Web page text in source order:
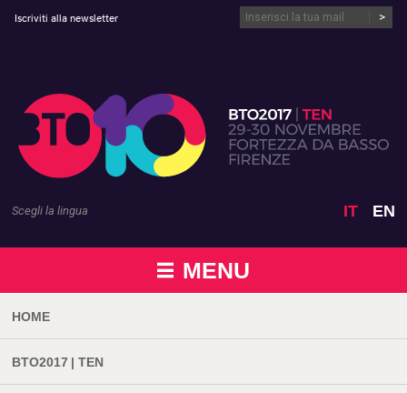
Vai al contenuto
Iscriviti alla newsletter
MENU
HOME
BTO2017 | TEN
Scegli la lingua IT EN